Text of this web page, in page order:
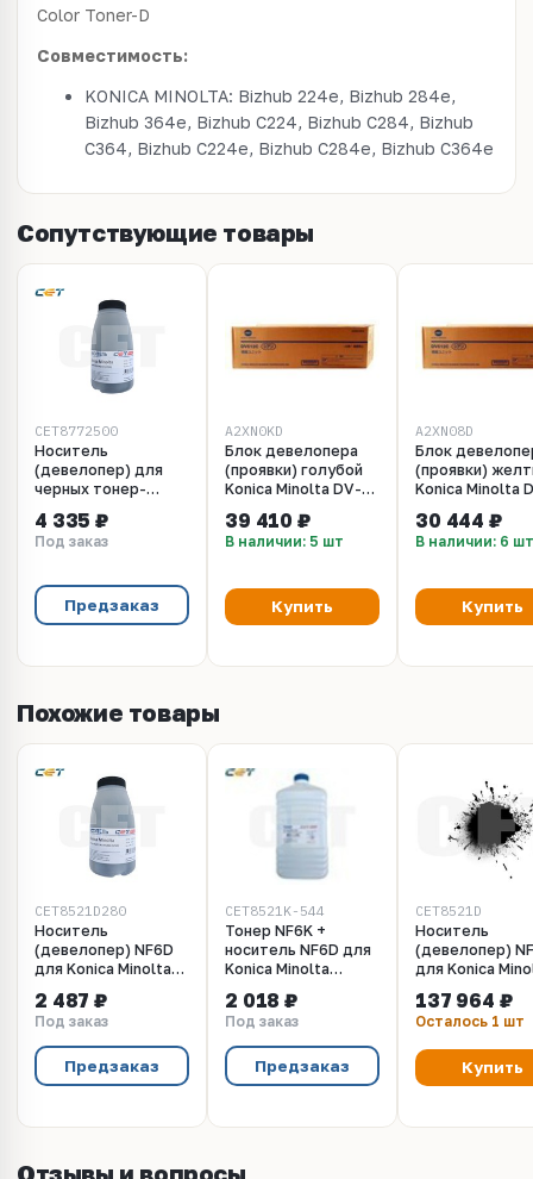
Color Toner-D
Совместимость:
KONICA MINOLTA: Bizhub 224e, Bizhub 284e,
Bizhub 364e, Bizhub C224, Bizhub C284, Bizhub
C364, Bizhub C224e, Bizhub C284e, Bizhub C364e
Сопутствующие товары
CET8772500
Носитель
(девелопер) для
черных тонер-
для Konica Minolta
Bizhub
(Japan), 500г/бут,
CET8772500
4 335 ₽
Под заказ
Предзаказ
A2XN0KD
Блок девелопера
(проявки) голубой
Konica Minolta DV-
C224, C284, C364,
C454, C554
600 000 стр.
39 410 ₽
В наличии: 5 шт
Купить
A2XN08D
Блок
(проявки)
Konica Minolta
C224, C284,
C454, C554
600 000 стр.
30 444 ₽
В наличии: 6 шт
Купить
Похожие товары
CET8521D280
Носитель
(девелопер) NF6D
для Konica Minolta
224e/C224/284/364
(Japan), 280г/бут,
(унив.),
CET8521D280
2 487 ₽
Под заказ
Предзаказ
CET8521K-544
Тонер NF6K +
носитель NF6D для
Konica Minolta
224e/C224/284/364
(Japan) Black, 544г/
бут, (унив.),
CET8521K544
2 018 ₽
Под заказ
Предзаказ
CET8521D
Носитель
(девелопер)
для Konica
224e/C224/
(Japan), 25кг/
мешок, (унив.),
CET8521D
137 964 ₽
Осталось 1 шт
Купить
Отзывы и вопросы